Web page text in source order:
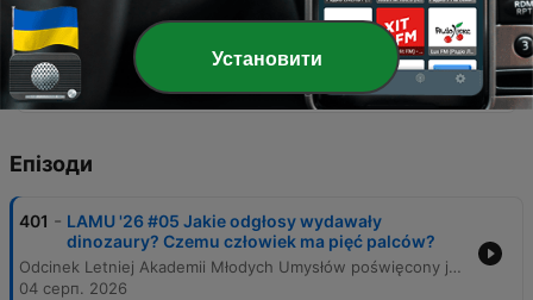
00:36:49 · Wyjaśnienie trudności w łączeniu
cech anatomicznych pochodzących z zupełnie
różnych gatunków.
Епізоди
401 - LAMU '26 #05 Jakie odgłosy wydawały
dinozaury? Czemu człowiek ma pięć palców?
Odcinek Letniej Akademii Młodych Umysłów poświęcony jest zagadnieniom ewolucji, dinozaurów oraz budowy ciała człowieka. Eksperci wyjaśniają procesy powstawania życia, mechanizmy adaptacji organizmów oraz fascynujące aspekty biologiczne, takie jak pochodzenie ptaków czy liczba palców u kręgowców. Rozmowa obejmuje także szeroki zakres tematów ewolucyjnych, od mechanizmów redukcji palców u zwierząt i pochodzenia kończyn, przez adaptacje ludzkiego ciała do ciepłego klimatu, aż po różnice w budowie rekinów i delfinów. Eksperci omawiają również możliwości i ograniczenia inżynierii genetycznej w kontekście tworzenia nowych cech oraz wpływ cywilizacji na ewolucję człowieka.
04 серп. 2026
Установити